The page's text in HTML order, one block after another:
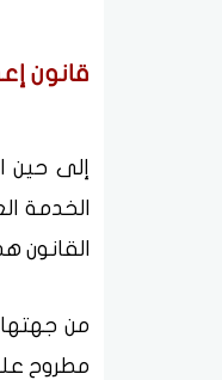
قانون
إلى حين
الخدمة
القانون
من
مطروح